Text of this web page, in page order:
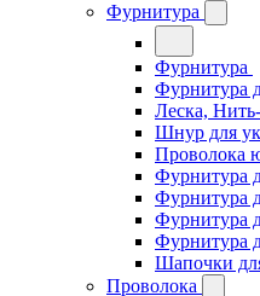
Фурнитура
Фурнитура
Фурнитура
Леска,
Шнур для
Проволока
Фурнитура
Фурнитура
Фурнитура
Фурнитура
Шапочки
Проволока